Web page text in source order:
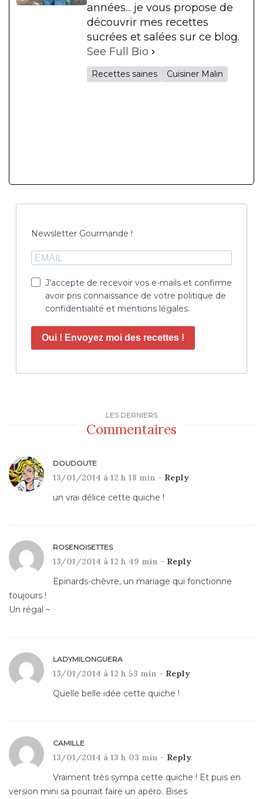
années... je vous propose de
découvrir mes recettes
sucrées et salées sur ce blog.
See Full Bio
Recettes saines Cuisiner Malin
Newsletter Gourmande !
J'accepte de recevoir vos e-mails et confirme
avoir pris connaissance de votre politique de
confidentialité et mentions légales.
Oui ! Envoyez moi des recettes !
LES DERNIERS
Commentaires
DOUDOUTE
13/01/2014 à 12 h 18 min - Reply
un vrai délice cette quiche !
ROSENOISETTES
13/01/2014 à 12 h 49 min - Reply
Epinards-chèvre, un mariage qui fonctionne
toujours !
Un régal ~
LADYMILONGUERA
13/01/2014 à 12 h 53 min - Reply
Quelle belle idée cette quiche !
CAMILLE
13/01/2014 à 13 h 03 min - Reply
Vraiment très sympa cette quiche ! Et puis en
version mini sa pourrait faire un apéro. Bises